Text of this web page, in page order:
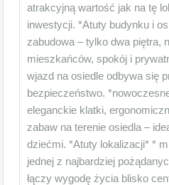
atrakcyjną wartość jak na tę
inwestycji. *Atuty budynku i
zabudowa – tylko dwa piętra,
mieszkańców, spokój i
wjazd na osiedle odbywa się
bezpieczeństwo.
eleganckie klatki,
zabaw na terenie osiedla –
dziećmi. *Atuty lokalizacji* *
jednej z najbardziej
łączy wygodę życia blisko